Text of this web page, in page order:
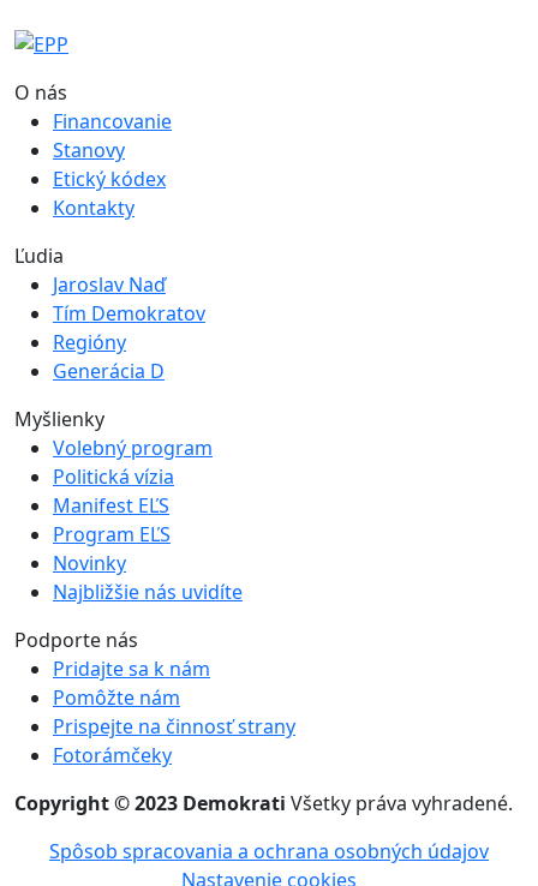
O nás
Financovanie
Stanovy
Etický kódex
Kontakty
Ľudia
Jaroslav Naď
Tím Demokratov
Regióny
Generácia D
Myšlienky
Volebný program
Politická vízia
Manifest EĽS
Program EĽS
Novinky
Najbližšie nás uvidíte
Podporte nás
Pridajte sa k nám
Pomôžte nám
Prispejte na činnosť strany
Fotorámčeky
Copyright © 2023 Demokrati Všetky práva vyhradené.
Spôsob spracovania a ochrana osobných údajov
Nastavenie cookies